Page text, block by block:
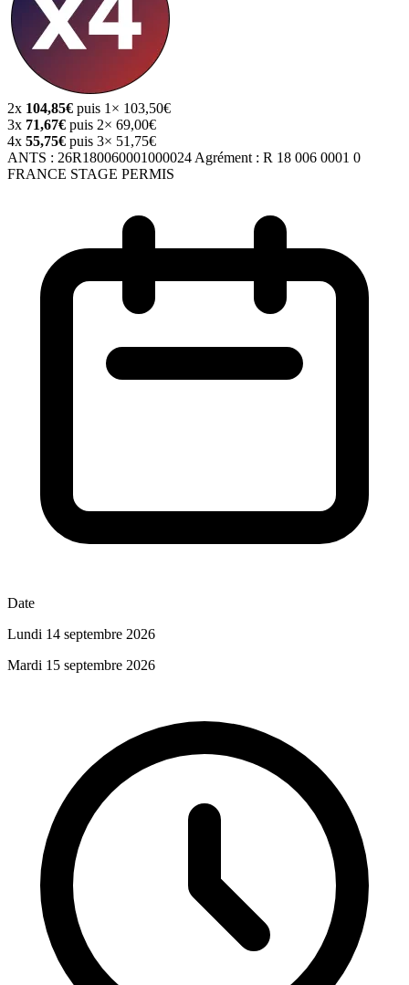
2x 104,85€ puis 1× 103,50€
3x 71,67€ puis 2× 69,00€
4x 55,75€ puis 3× 51,75€
ANTS : 26R180060001000024 Agrément : R 18 006 0001 0
FRANCE STAGE PERMIS
Date
Lundi 14 septembre 2026
Mardi 15 septembre 2026